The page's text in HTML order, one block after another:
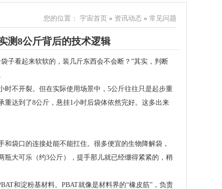
您的位置： 宇宙首页 » 资讯动态 » 常见问题
测8公斤背后的技术逻辑
子看起来软软的，装几斤东西会不会断？”其实，判断
不开裂。但在实际使用场景中，5公斤往往只是起步重
达到了8公斤，悬挂1小时后袋体依然完好。这多出来
袋口的连接处能不能扛住。很多便宜的生物降解袋，
大可乐（约3公斤），提手那儿就已经绷得紧紧的，稍
和淀粉基材料。PBAT就像是材料界的“橡皮筋”，负责